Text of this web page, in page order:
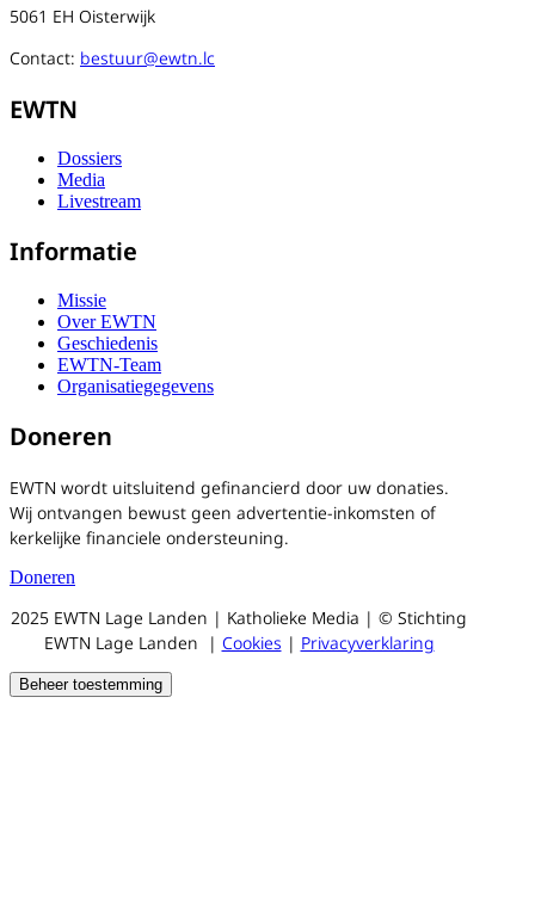
5061 EH Oisterwijk
Contact: bestuur@ewtn.lc
EWTN
Dossiers
Media
Livestream
Informatie
Missie
Over EWTN
Geschiedenis
EWTN-Team
Organisatiegegevens
Doneren
EWTN wordt uitsluitend gefinancierd door uw donaties.
Wij ontvangen bewust geen advertentie-inkomsten of
kerkelijke financiele ondersteuning.
Doneren
2025 EWTN Lage Landen | Katholieke Media | © Stichting
EWTN Lage Landen | Cookies | Privacyverklaring
Beheer toestemming